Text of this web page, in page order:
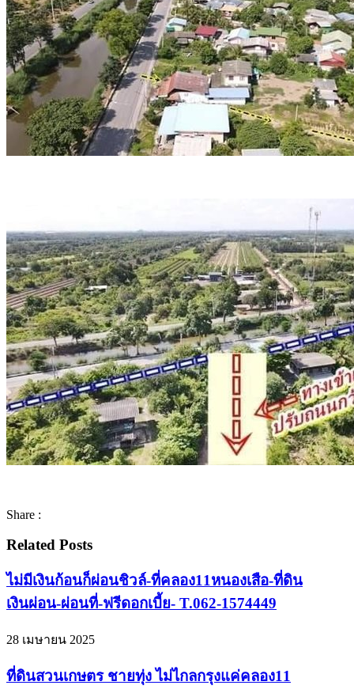
Share :
Related Posts
ไม่มีเงินก้อนก็ผ่อนชิวล์-ที่คลอง11หนองเสือ-ที่ดิน
เงินผ่อน-ผ่อนที่-ฟรีดอกเบี้ย- T.062-1574449
28 เมษายน 2025
ที่ดินสวนเกษตร ชายทุ่ง ไม่ไกลกรุงแค่คลอง11